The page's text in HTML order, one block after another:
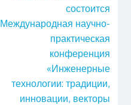
состоится
Международная научно-
практическая
конференция
«Инженерные
технологии: традиции,
инновации, векторы